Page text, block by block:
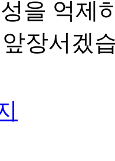
을 억제
장서겠